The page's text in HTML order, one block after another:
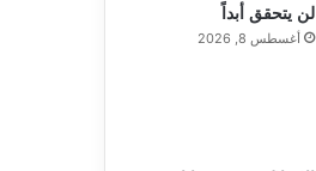
لن يتحقق أبداً
أغسطس 8, 2026